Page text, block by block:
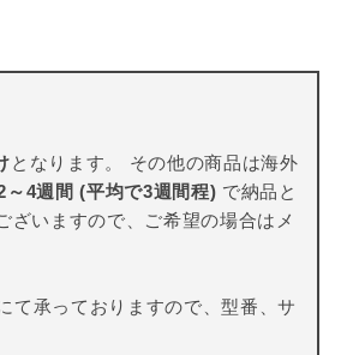
となります。 その他の商品は海外
～4週間 (平均で3週間程) で納品と
ざいますので、ご希望の場合はメ
て承っておりますので、型番、サ